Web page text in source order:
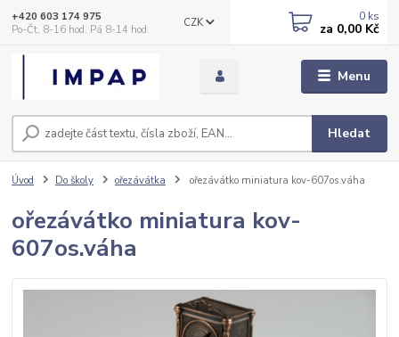
Menu
CZK
Hledat
+420 603 174 975
Po-Čt, 8-16 hod. Pá 8-14 hod.
0 ks
za 0,00 Kč
Úvod Do školy ořezávátka ořezávátko miniatura kov-607os.váha
ořezávátko miniatura kov-
607os.váha